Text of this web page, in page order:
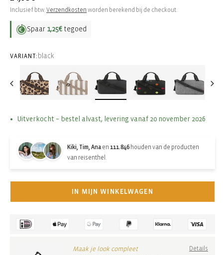
prijs
Inclusief btw.Verzendkosten worden berekend bij de checkout.
Spaar 1,25€ tegoed
VARIANT: black
Uitverkocht – bestel alvast, levering vanaf 20 november 2026
Kiki, Tim, Ana en 111.846 houden van de producten
van reisenthel.
IN MIJN WINKELWAGEN
Maak je look compleet Details